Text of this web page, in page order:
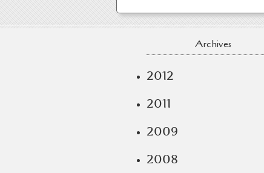
Archives
2012
2011
2009
2008